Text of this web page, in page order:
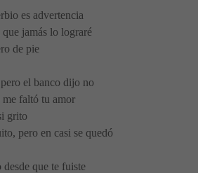
es advertencia
que jamás lo lograré
de pie
el banco dijo no
me faltó tu amor
grito
pero en casi se quedó
que te fuiste